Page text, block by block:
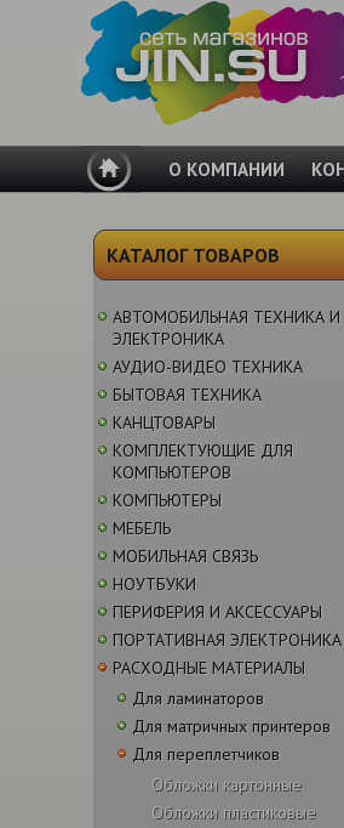
О КОМПАНИИ
КАТАЛОГ ТОВАРОВ
АВТОМОБИЛЬНАЯ ТЕХНИКА И
ЭЛЕКТРОНИКА
АУДИО-ВИДЕО ТЕХНИКА
БЫТОВАЯ ТЕХНИКА
КАНЦТОВАРЫ
КОМПЛЕКТУЮЩИЕ ДЛЯ
КОМПЬЮТЕРОВ
КОМПЬЮТЕРЫ
МЕБЕЛЬ
МОБИЛЬНАЯ СВЯЗЬ
НОУТБУКИ
ПЕРИФЕРИЯ И АКСЕССУАРЫ
ПОРТАТИВНАЯ ЭЛЕКТРОНИКА
РАСХОДНЫЕ МАТЕРИАЛЫ
Для ламинаторов
Для матричных принтеров
Для переплетчиков
Обложки картонные
Обложки пластиковые